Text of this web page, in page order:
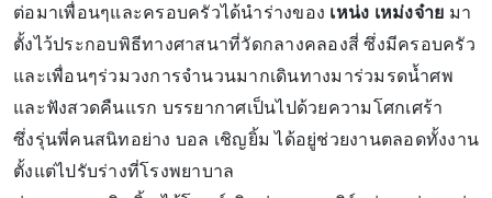
ต่อมาเพื่อนๆและครอบครัวได้นำร่างของ เหน่ง เหม่งจ๋าย มา
ตั้งไว้ประกอบพิธีทางศาสนาที่วัดกลางคลองสี่ ซึ่งมีครอบครัว
และเพื่อนๆร่วมวงการจำนวนมากเดินทางมาร่วมรดน้ำศพ
และฟังสวดคืนแรก บรรยากาศเป็นไปด้วยความโศกเศร้า
ซึ่งรุ่นพี่คนสนิทอย่าง บอล เชิญยิ้ม ได้อยู่ช่วยงานตลอดทั้งงาน
ตั้งแต่ไปรับร่างที่โรงพยาบาล